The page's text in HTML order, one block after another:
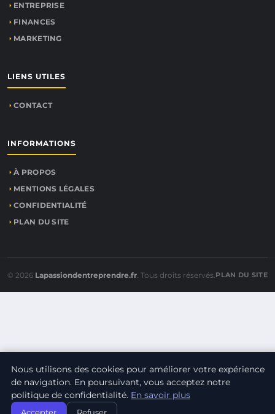
ENTREPRISE
FINANCES
MARKETING
LIENS UTILES
CONTACT
INFORMATIONS
À PROPOS
MENTIONS LÉGALES
CONFIDENTIALITÉ
PLAN DU SITE
© 2026 Lapassiondentreprendre.fr. Tous droits réservés.PLAN DU SITE
Nous utilisons des cookies pour améliorer votre expérience
de navigation. En poursuivant, vous acceptez notre
politique de confidentialité. En savoir plus